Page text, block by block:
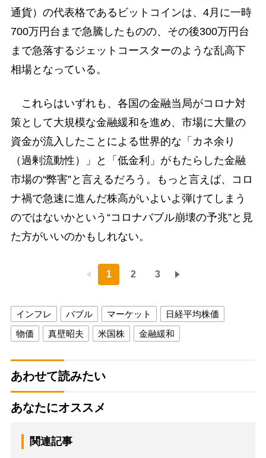
通貨）の代表格であるビットコインは、4月に一時
700万円台まで急騰したものの、その後300万円台
まで急落するジェットコースターのような乱高下
相場となっている。
これらはいずれも、各国の金融当局がコロナ対
策として大規模な金融緩和を進め、市場に大量の
資金が流入したことによる世界的な「カネ余り
（過剰流動性）」と「低金利」がもたらした金融
市場の“弊害”と言えるだろう。もっと言えば、コロ
ナ禍で急速に進んだ株高がいよいよ弾けてしまう
のではないかという“コロナバブル崩壊の予兆”と見
た方がいいのかもしれない。
1 2 3
インフレ バブル マーケット
日経平均株価
物価
真壁昭夫 米国株 金融緩和
あわせて読みたい
あなたにオススメ
関連記事